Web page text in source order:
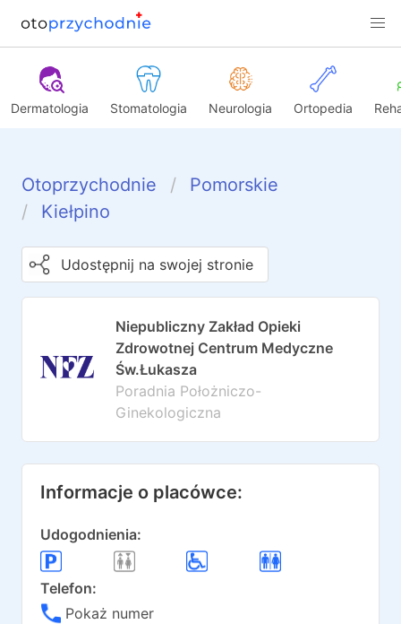
Dermatologia Stomatologia Neurologia Ortopedia
Otoprzychodnie
Pomorskie
Kiełpino
Udostępnij na swojej stronie
Niepubliczny Zakład Opieki
Zdrowotnej Centrum Medyczne
Św.Łukasza
Poradnia Położniczo-
Ginekologiczna
Informacje o placówce:
Udogodnienia:
Telefon:
Pokaż numer